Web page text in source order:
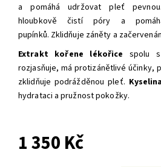
a pomáhá udržovat pleť
hloubkově čistí póry a
pupínků. Zklidňuje záněty a
Extrakt kořene lékořice spolu
rozjasňuje, má protizánětlivé účinky,
zklidňuje podrážděnou pleť.
hydrataci a pružnost pokožky.
1 350 Kč